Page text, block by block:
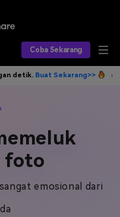
Coba Sekarang
Tulis idemu, AI langsung jadi
foto
emosional dari